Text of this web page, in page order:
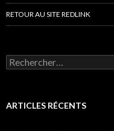
RETOUR AU SITE REDLINK
Rechercher :
ARTICLES RÉCENTS